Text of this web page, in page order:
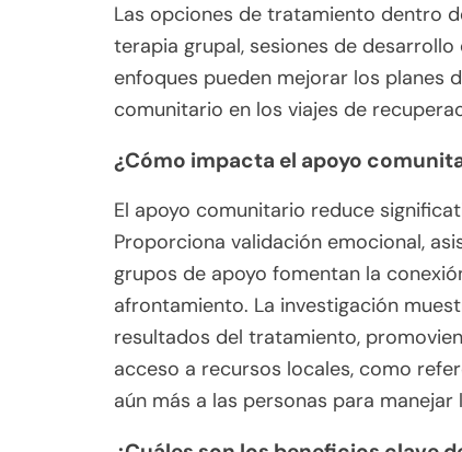
Las opciones de tratamiento dentro
terapia grupal, sesiones de
enfoques pueden mejorar los planes
comunitario en los viajes de
¿Cómo impacta el apoyo
El apoyo comunitario reduce
Proporciona validación emocional,
grupos de apoyo fomentan la
afrontamiento. La investigación
resultados del tratamiento,
acceso a recursos locales, como
aún más a las personas para